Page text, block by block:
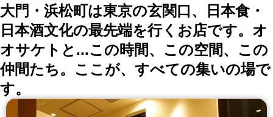
大門・浜松町は東京の玄関口、日本食・
日本酒文化の最先端を行くお店です。オ
オサケトと...この時間、この空間、この
仲間たち。ここが、すべての集いの場で
す。